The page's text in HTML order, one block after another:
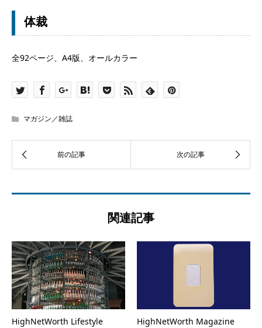
体裁
全92ページ、A4版、オールカラー
マガジン／雑誌
関連記事
HighNetWorth Lifestyle
HighNetWorth Magazine